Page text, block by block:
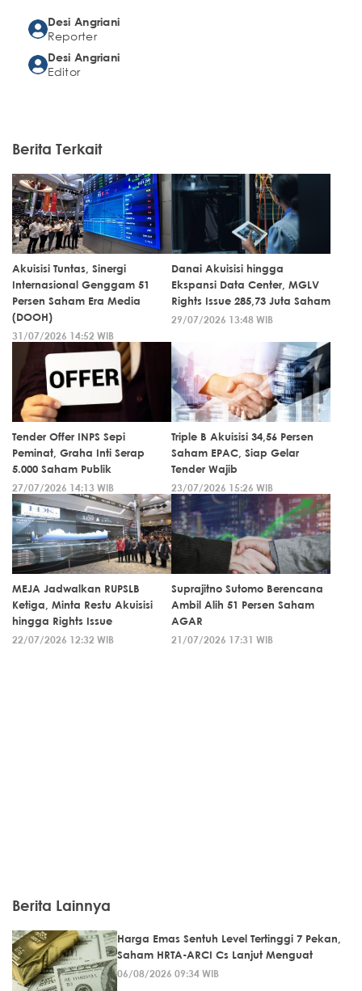
Desi Angriani
Reporter
Desi Angriani
Editor
Berita Terkait
Akuisisi Tuntas, Sinergi
Internasional Genggam 51
Persen Saham Era Media
(DOOH)
31/07/2026 14:52 WIB
Danai Akuisisi hingga
Ekspansi Data Center, MGLV
Rights Issue 285,73 Juta Saham
29/07/2026 13:48 WIB
Tender Offer INPS Sepi
Peminat, Graha Inti Serap
5.000 Saham Publik
27/07/2026 14:13 WIB
Triple B Akuisisi 34,56 Persen
Saham EPAC, Siap Gelar
Tender Wajib
23/07/2026 15:26 WIB
MEJA Jadwalkan RUPSLB
Ketiga, Minta Restu Akuisisi
hingga Rights Issue
22/07/2026 12:32 WIB
Suprajitno Sutomo Berencana
Ambil Alih 51 Persen Saham
AGAR
21/07/2026 17:31 WIB
Berita Lainnya
Harga Emas Sentuh Level Tertinggi 7 Pekan,
Saham HRTA-ARCI Cs Lanjut Menguat
06/08/2026 09:34 WIB